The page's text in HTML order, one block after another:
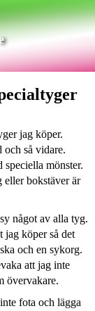
jag köper.
och så vidare.
speciella mönster.
eller bokstäver är
något av alla tyg.
jag köper så det
och en sykorg.
att jag inte
övervakare.
fota och lägga